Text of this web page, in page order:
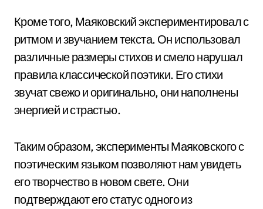
Кроме того, Маяковский экспериментировал с
ритмом и звучанием текста. Он использовал
различные размеры стихов и смело нарушал
правила классической поэтики. Его стихи
звучат свежо и оригинально, они наполнены
энергией и страстью.
Таким образом, эксперименты Маяковского с
поэтическим языком позволяют нам увидеть
его творчество в новом свете. Они
подтверждают его статус одного из